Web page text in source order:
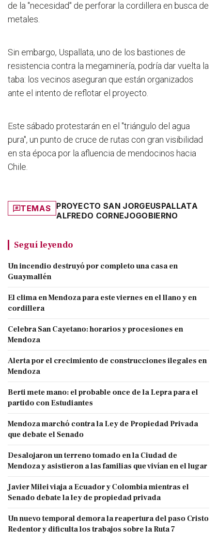
de la "necesidad" de perforar la cordillera en busca de
metales.
Sin embargo, Uspallata, uno de los bastiones de
resistencia contra la megaminería, podría dar vuelta la
taba: los vecinos aseguran que están organizados
ante el intento de reflotar el proyecto.
Este sábado protestarán en el "triángulo del agua
pura", un punto de cruce de rutas con gran visibilidad
en sta época por la afluencia de mendocinos hacia
Chile.
TEMAS PROYECTO SAN JORGEUSPALLATA
ALFREDO CORNEJOGOBIERNO
Seguí leyendo
Un incendio destruyó por completo una casa en
Guaymallén
El clima en Mendoza para este viernes en el llano y en
cordillera
Celebra San Cayetano: horarios y procesiones en
Mendoza
Alerta por el crecimiento de construcciones ilegales en
Mendoza
Berti mete mano: el probable once de la Lepra para el
partido con Estudiantes
Mendoza marchó contra la Ley de Propiedad Privada
que debate el Senado
Desalojaron un terreno tomado en la Ciudad de
Mendoza y asistieron a las familias que vivían en el lugar
Javier Milei viaja a Ecuador y Colombia mientras el
Senado debate la ley de propiedad privada
Un nuevo temporal demora la reapertura del paso Cristo
Redentor y dificulta los trabajos sobre la Ruta 7